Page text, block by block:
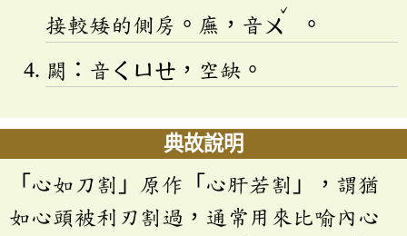
接較矮的側房。廡，音 ㄨ
ˇ
。
闕：音 ㄑㄩㄝ ，空缺。
典故說明
「心如刀割」原作「心肝若割」，謂猶
如心頭被利刃割過，通常用來比喻內心